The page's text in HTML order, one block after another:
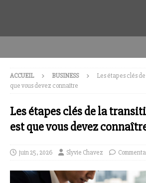
ACCUEIL BUSINESS
Les étapes clés
que vous devez connaître
Les étapes clés de la
est que vous devez
juin 25, 2026 Slyvie Chavez